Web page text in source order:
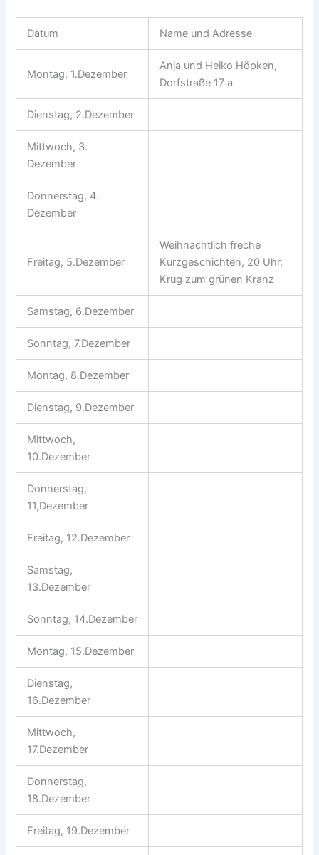
Datum Name und Adresse
Montag, 1.Dezember
Anja und Heiko Höpken,
Dorfstraße 17 a
Dienstag, 2.Dezember
Mittwoch, 3.
Dezember
Donnerstag, 4.
Dezember
Freitag, 5.Dezember
Weihnachtlich freche
Kurzgeschichten, 20 Uhr,
Krug zum grünen Kranz
Samstag, 6.Dezember
Sonntag, 7.Dezember
Montag, 8.Dezember
Dienstag, 9.Dezember
Mittwoch,
10.Dezember
Donnerstag,
11,Dezember
Freitag, 12.Dezember
Samstag,
13.Dezember
Sonntag, 14.Dezember
Montag, 15.Dezember
Dienstag,
16.Dezember
Mittwoch,
17.Dezember
Donnerstag,
18.Dezember
Freitag, 19.Dezember